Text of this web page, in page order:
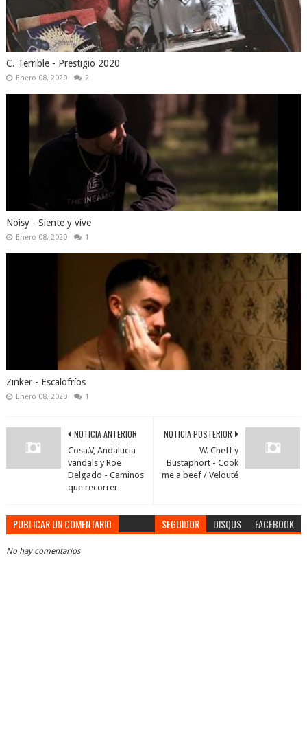
C. Terrible - Prestigio 2020
Enero 08, 2020 2
Noisy - Siente y vive
Enero 08, 2020 1
Zinker - Escalofríos
Enero 08, 2020 1
NOTICIA POSTERIOR
W. Cheff y
Bustaphort - Cook
me a beef / Velouté
NOTICIA ANTERIOR
Cosa.V, Andalucia
vandals y Roe
Delgado - Caminos
que recorrer
PUBLICAR UN COMENTARIO SEGUIDOR DISQUS FACEBOOK
No hay comentarios